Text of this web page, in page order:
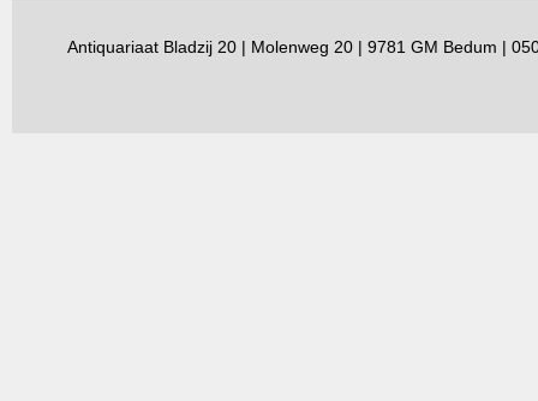
Antiquariaat Bladzij 20 | Molenweg 20 | 9781 GM Bedum |